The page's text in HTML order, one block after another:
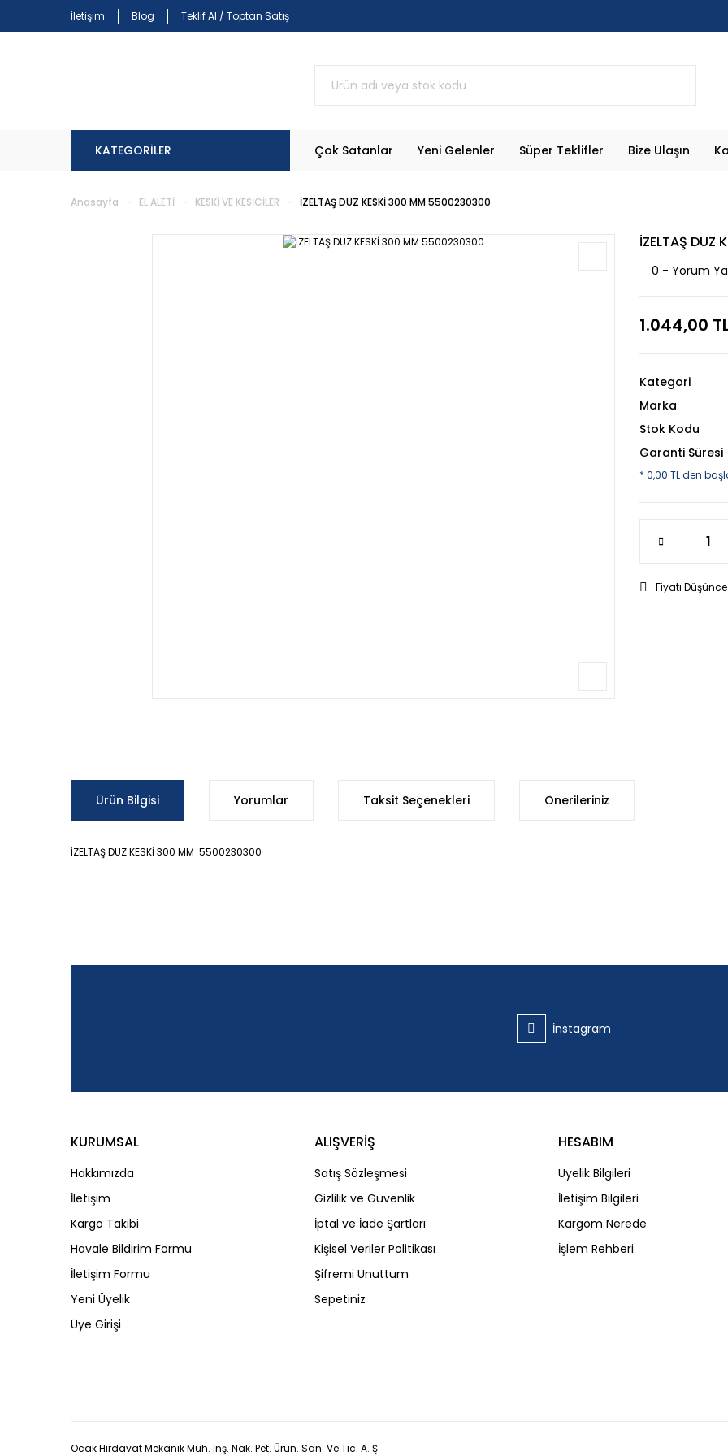
İletişim Blog Teklif Al / Toptan Satış
KATEGORİLER Çok Satanlar Yeni Gelenler Süper Teklifler Bize Ulaşın
Anasayfa EL ALETİ KESKİ VE KESİCİLER İZELTAŞ DUZ KESKİ 300 MM 5500230300
İZELTAŞ DUZ
0 - Yorum
1.044,00
Kategori
Marka
Stok Kodu
Garanti Süresi
* 0,00 TL den
Fiyatı
Ürün Bilgisi Yorumlar Taksit Seçenekleri Önerileriniz
İZELTAŞ DUZ KESKİ 300 MM 5500230300
Gönder
İnstagram
KURUMSAL
Hakkımızda
İletişim
Kargo Takibi
Havale Bildirim Formu
İletişim Formu
Yeni Üyelik
Üye Girişi
ALIŞVERİŞ
Satış Sözleşmesi
Gizlilik ve Güvenlik
İptal ve İade Şartları
Kişisel Veriler Politikası
Şifremi Unuttum
Sepetiniz
HESABIM
Üyelik Bilgileri
İletişim Bilgileri
Kargom Nerede
İşlem Rehberi
Ocak Hırdavat Mekanik Müh. İnş. Nak. Pet. Ürün. San. Ve Tic. A. Ş.